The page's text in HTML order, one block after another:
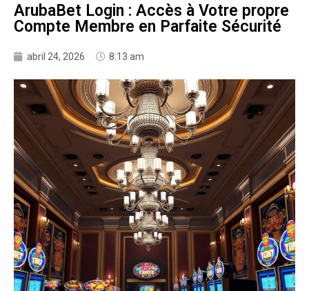
ArubaBet Login : Accès à Votre propre
Compte Membre en Parfaite Sécurité
abril 24, 2026 8:13 am